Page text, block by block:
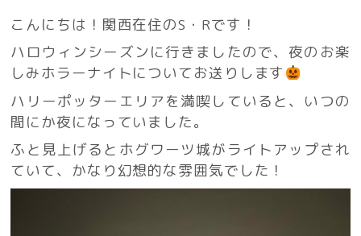
こんにちは！関西在住のS・Rです！
ハロウィンシーズンに行きましたので、夜のお楽
しみホラーナイトについてお送りします
ハリーポッターエリアを満喫していると、いつの
間にか夜になっていました。
ふと見上げるとホグワーツ城がライトアップされ
ていて、かなり幻想的な雰囲気でした！